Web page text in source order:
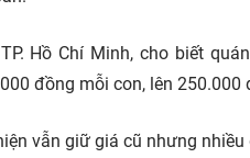
Hồ Chí Minh, cho biết
đồng mỗi con, lên 250.000
vẫn giữ giá cũ nhưng